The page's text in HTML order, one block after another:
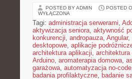
POSTED BY ADMIN POSTED
WYŁĄCZONA
Tagi: administracja serwerami,
aktywizacja seniora, aktywność
konkurencji, andropauza, Angular,
desktopowe, aplikacje
architektura aplikacji, architektura
Arduino, aromaterapia domowa,
garażowa, automatyzacja no-code
badania profilaktyczne, badanie